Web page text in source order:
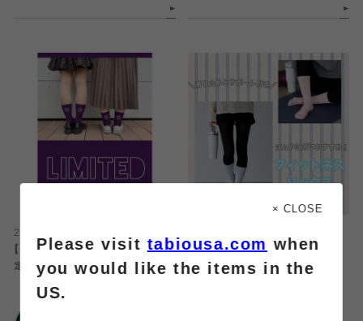
2026.08.07
【店舗限定】人気の刺繍ソックス限
定カラー発売！
【ジムやヨガにおすすめ】フィットネ
スソックス
× CLOSE
Please visittabiousa.com when
you would like the items in the
US.